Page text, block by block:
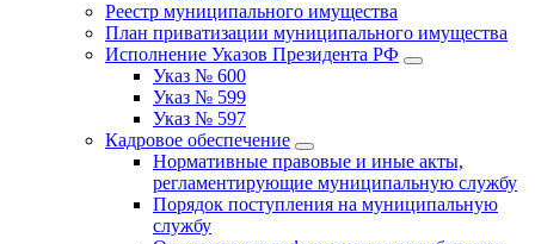
Реестр муниципального имущества
План приватизации муниципального имущества
Исполнение Указов Президента РФ
Указ № 600
Указ № 599
Указ № 597
Кадровое обеспечение
Нормативные правовые и иные акты,
регламентирующие муниципальную службу
Порядок поступления на муниципальную
службу